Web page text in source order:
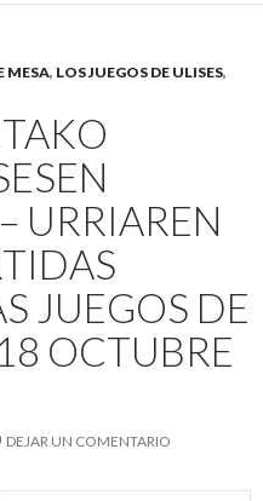
MESA, LOS JUEGOS DE ULISES,
URRIAREN
JUEGOS DE
OCTUBRE
DEJAR UN COMENTARIO